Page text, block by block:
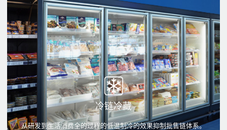
冷链冷藏
从研发到生活消费全的过程的低温制冷的效果抑制批售链体系。